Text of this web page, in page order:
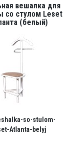
вешалка для
со стулом Leset
(белый)
so-stulom-
Atlanta-belyj